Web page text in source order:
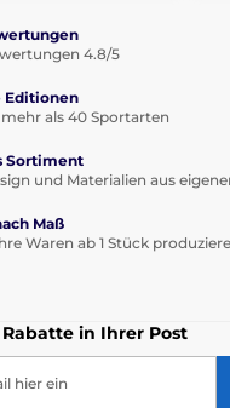
4.8/5
Editionen
als 40 Sportarten
Sortiment
und Materialien aus
Maß
Waren ab 1 Stück
in Ihrer Post
hier ein